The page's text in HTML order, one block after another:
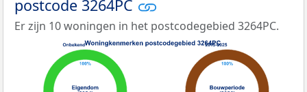
postcode 3264PC
Er zijn 10 woningen in het postcodegebied 3264PC.